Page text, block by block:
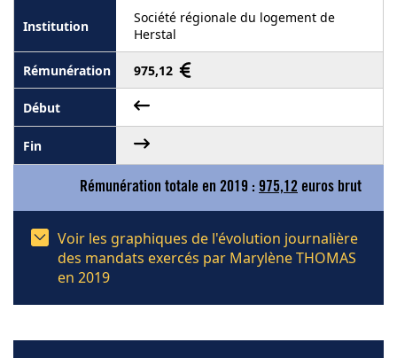
Société régionale du logement de
Herstal
975,12
Rémunération totale en 2019 : 975,12 euros brut
Voir les graphiques de l'évolution journalière
des mandats exercés par Marylène THOMAS
en 2019